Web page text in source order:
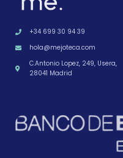
+34 699 30 94 39
hola@mejoteca.com
C.Antonio Lopez, 249, Usera,
28041 Madrid